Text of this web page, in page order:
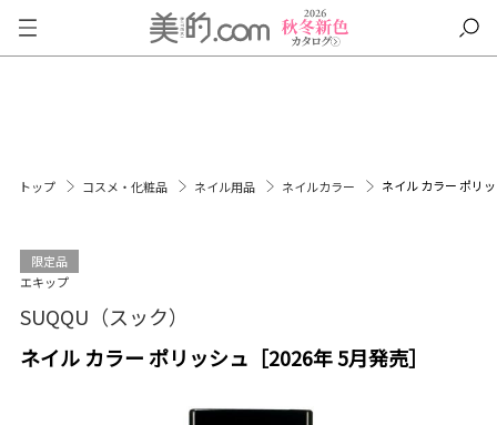
トップ コスメ・化粧品 ネイル用品 ネイルカラー ネイル カラー ポリ
限定品
エキップ
SUQQU（スック）
ネイル カラー ポリッシュ［2026年 5月発売］